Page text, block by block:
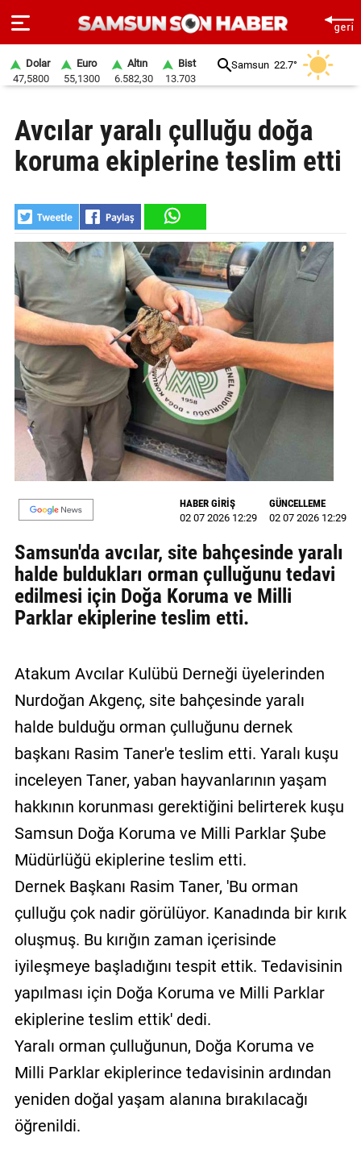
SAYFA
SAMSUN
SAMSUNSPOR
GÜNDEM
SİYASET
EKONOMİ
DÜNYA
MAGAZİN
GALERİ
VİDEO
YAZARLAR
ULAŞIN
Künye
İletişim
Politikası
Dolar
47,5800
Euro
55,1300
Altın
6.582,30
Bist
13.703
Samsun 22.7°
Avcılar yaralı çulluğu doğa
koruma ekiplerine teslim etti
HABER GİRİŞ
02 07 2026 12:29
GÜNCELLEME
02 07 2026 12:29
Samsun'da avcılar, site bahçesinde yaralı
halde buldukları orman çulluğunu tedavi
edilmesi için Doğa Koruma ve Milli
Parklar ekiplerine teslim etti.
Atakum Avcılar Kulübü Derneği üyelerinden
Nurdoğan Akgenç, site bahçesinde yaralı
halde bulduğu orman çulluğunu dernek
başkanı Rasim Taner'e teslim etti. Yaralı kuşu
inceleyen Taner, yaban hayvanlarının yaşam
hakkının korunması gerektiğini belirterek kuşu
Samsun Doğa Koruma ve Milli Parklar Şube
Müdürlüğü ekiplerine teslim etti.
Dernek Başkanı Rasim Taner, 'Bu orman
çulluğu çok nadir görülüyor. Kanadında bir kırık
oluşmuş. Bu kırığın zaman içerisinde
iyileşmeye başladığını tespit ettik. Tedavisinin
yapılması için Doğa Koruma ve Milli Parklar
ekiplerine teslim ettik' dedi.
Yaralı orman çulluğunun, Doğa Koruma ve
Milli Parklar ekiplerince tedavisinin ardından
yeniden doğal yaşam alanına bırakılacağı
öğrenildi.